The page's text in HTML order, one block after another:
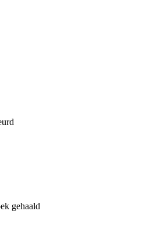
gehaald